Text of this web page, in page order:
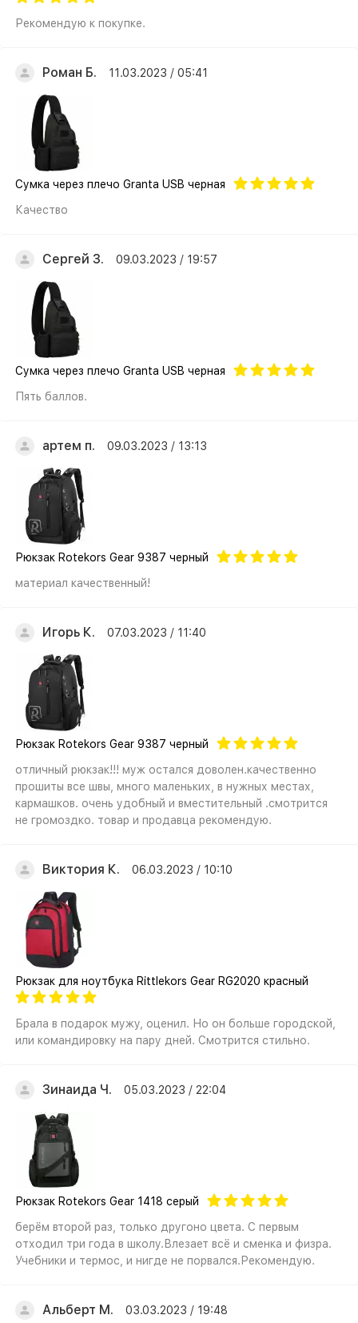
Рекомендую к покупке.
Роман Б. 11.03.2023 / 05:41
Cумка через плечо Granta USB черная
Качество
Сергей З. 09.03.2023 / 19:57
Cумка через плечо Granta USB черная
Пять баллов.
артем п. 09.03.2023 / 13:13
Рюкзак Rotekors Gear 9387 черный
материал качественный!
Игорь К. 07.03.2023 / 11:40
Рюкзак Rotekors Gear 9387 черный
отличный рюкзак!!! муж остался доволен.качественно
прошиты все швы, много маленьких, в нужных местах,
кармашков. очень удобный и вместительный .смотрится
не громоздко. товар и продавца рекомендую.
Виктория К. 06.03.2023 / 10:10
Рюкзак для ноутбука Rittlekors Gear RG2020 красный
Брала в подарок мужу, оценил. Но он больше городской,
или командировку на пару дней. Смотрится стильно.
Зинаида Ч. 05.03.2023 / 22:04
Рюкзак Rotekors Gear 1418 серый
берём второй раз, только другоно цвета. С первым
отходил три года в школу.Влезает всё и сменка и физра.
Учебники и термос, и нигде не порвался.Рекомендую.
Альберт М. 03.03.2023 / 19:48